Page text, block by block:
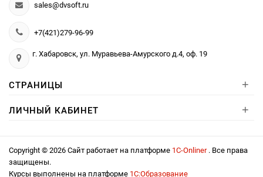
sales@dvsoft.ru
+7(421)279-96-99
г. Хабаровск, ул. Муравьева-Амурского д.4, оф. 19
СТРАНИЦЫ +
ЛИЧНЫЙ КАБИНЕТ +
Copyright © 2026 Сайт работает на платформе 1С-Onliner . Все права
защищены.
Курсы выполнены на платформе 1С:Образование